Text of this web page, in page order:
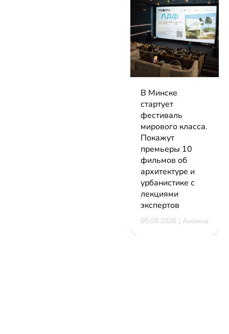
В Минске
стартует
фестиваль
мирового класса.
Покажут
премьеры 10
фильмов об
архитектуре и
урбанистике с
лекциями
экспертов
05.08.2026 | Анонсы